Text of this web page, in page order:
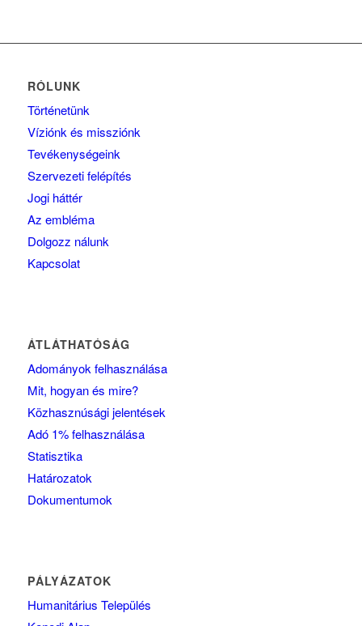
RÓLUNK
Történetünk
Víziónk és missziónk
Tevékenységeink
Szervezeti felépítés
Jogi háttér
Az embléma
Dolgozz nálunk
Kapcsolat
ÁTLÁTHATÓSÁG
Adományok felhasználása
Mit, hogyan és mire?
Közhasznúsági jelentések
Adó 1% felhasználása
Statisztika
Határozatok
Dokumentumok
PÁLYÁZATOK
Humanitárius Település